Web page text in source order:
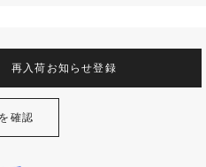
再入荷お知らせ登録
確認